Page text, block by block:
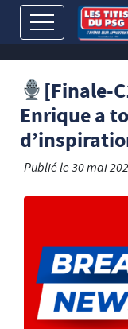
[Finale-
Enrique a
Publié le30 mai